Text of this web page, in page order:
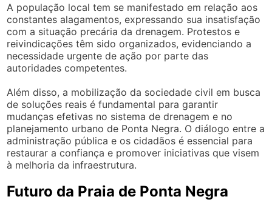
A população local tem se manifestado em relação aos
constantes alagamentos, expressando sua insatisfação
com a situação precária da drenagem. Protestos e
reivindicações têm sido organizados, evidenciando a
necessidade urgente de ação por parte das
autoridades competentes.
Além disso, a mobilização da sociedade civil em busca
de soluções reais é fundamental para garantir
mudanças efetivas no sistema de drenagem e no
planejamento urbano de Ponta Negra. O diálogo entre a
administração pública e os cidadãos é essencial para
restaurar a confiança e promover iniciativas que visem
à melhoria da infraestrutura.
Futuro da Praia de Ponta Negra